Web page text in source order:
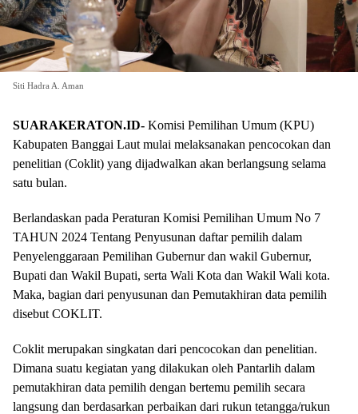
Siti Hadra A. Aman
SUARAKERATON.ID- Komisi Pemilihan Umum (KPU)
Kabupaten Banggai Laut mulai melaksanakan pencocokan dan
penelitian (Coklit) yang dijadwalkan akan berlangsung selama
satu bulan.
Berlandaskan pada Peraturan Komisi Pemilihan Umum No 7
TAHUN 2024 Tentang Penyusunan daftar pemilih dalam
Penyelenggaraan Pemilihan Gubernur dan wakil Gubernur,
Bupati dan Wakil Bupati, serta Wali Kota dan Wakil Wali kota.
Maka, bagian dari penyusunan dan Pemutakhiran data pemilih
disebut COKLIT.
Coklit merupakan singkatan dari pencocokan dan penelitian.
Dimana suatu kegiatan yang dilakukan oleh Pantarlih dalam
pemutakhiran data pemilih dengan bertemu pemilih secara
langsung dan berdasarkan perbaikan dari rukun tetangga/rukun